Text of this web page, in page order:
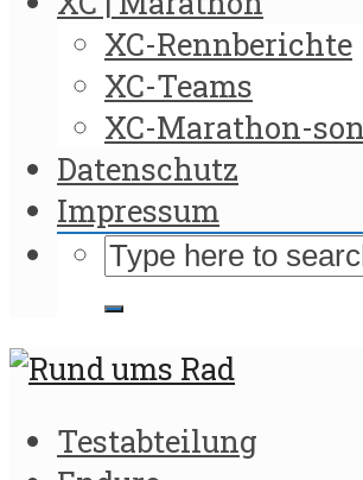
XC-Rennberichte
XC-Teams
XC-Marathon-
Datenschutz
Impressum
Testabteilung